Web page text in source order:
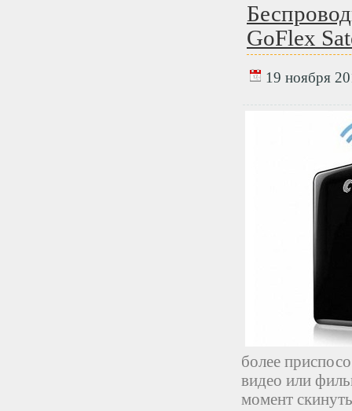
GoFlex
19 ноября
более
видео или
момент